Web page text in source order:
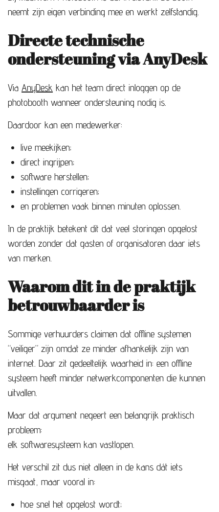
neemt zijn eigen verbinding mee en werkt zelfstandig.
Directe technische
ondersteuning via AnyDesk
Via AnyDesk kan het team direct inloggen op de
photobooth wanneer ondersteuning nodig is.
Daardoor kan een medewerker:
live meekijken;
direct ingrijpen;
software herstellen;
instellingen corrigeren;
en problemen vaak binnen minuten oplossen.
In de praktijk betekent dit dat veel storingen opgelost
worden zonder dat gasten of organisatoren daar iets
van merken.
Waarom dit in de praktijk
betrouwbaarder is
Sommige verhuurders claimen dat offline systemen
“veiliger” zijn omdat ze minder afhankelijk zijn van
internet. Daar zit gedeeltelijk waarheid in: een offline
systeem heeft minder netwerkcomponenten die kunnen
uitvallen.
Maar dat argument negeert een belangrijk praktisch
probleem:
elk softwaresysteem kan vastlopen.
Het verschil zit dus niet alleen in de kans dát iets
misgaat, maar vooral in:
hoe snel het opgelost wordt;